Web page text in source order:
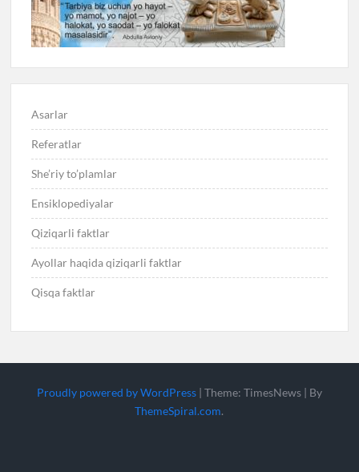
Asarlar
Referatlar
She’riy to’plamlar
Ensiklopediyalar
Qiziqarli faktlar
Ayollar haqida qiziqarli faktlar
Qisqa faktlar
Proudly powered by WordPress | Theme: TimesNews | By
ThemeSpiral.com.